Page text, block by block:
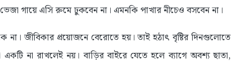
গায়ে এসি রুমে ঢুকবেন না। এমনকি পাখার নীচেও বসবেন না।
না। জীবিকার প্রয়োজনে বেরোতে হয়। তাই হঠাৎ বৃষ্টির দিনগুলোতে
না রাখলেই নয়। বাড়ির বাইরে যেতে হলে ব্যাগে অবশ্য ছাতা,